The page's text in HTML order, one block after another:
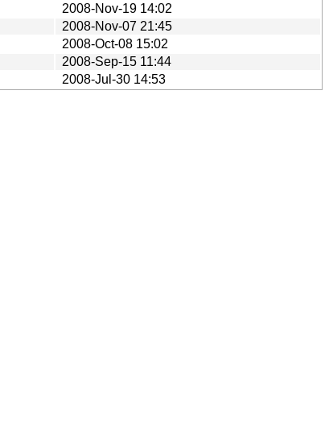
2008-Nov-19 14:02
2008-Nov-07 21:45
2008-Oct-08 15:02
2008-Sep-15 11:44
2008-Jul-30 14:53